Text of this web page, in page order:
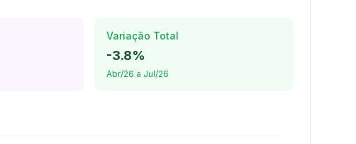
Variação Total
-3.8%
Abr/26 a Jul/26